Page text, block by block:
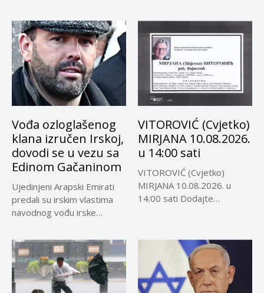
Vođa ozloglašenog
klana izručen Irskoj,
dovodi se u vezu sa
Edinom Gačaninom
Ujedinjeni Arapski Emirati
predali su irskim vlastima
navodnog vođu irske
VITOROVIĆ (Cvjetko)
MIRJANA 10.08.2026.
u 14:00 sati
VITOROVIĆ (Cvjetko)
MIRJANA 10.08.2026. u
14:00 sati Dodajte